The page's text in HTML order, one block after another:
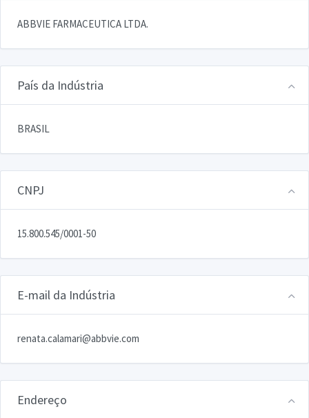
ABBVIE FARMACEUTICA LTDA.
País da Indústria
BRASIL
CNPJ
15.800.545/0001-50
E-mail da Indústria
renata.calamari@abbvie.com
Endereço